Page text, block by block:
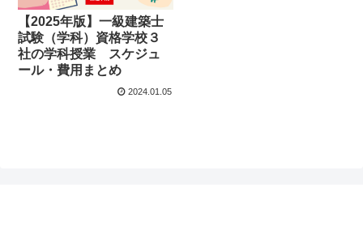
【2025年版】一級建築士
試験（学科）資格学校３
社の学科授業 スケジュ
ール・費用まとめ
2024.01.05